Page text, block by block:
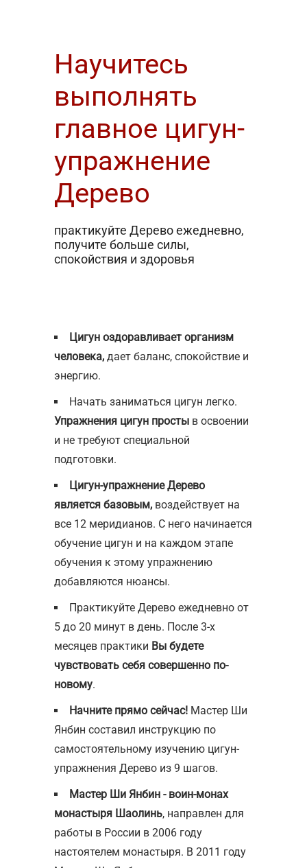
Научитесь
выполнять
главное цигун-
упражнение
Дерево
практикуйте Дерево ежедневно,
получите больше силы,
спокойствия и здоровья
Цигун оздоравливает организм
человека, дает баланс, спокойствие и
энергию.
Начать заниматься цигун легко.
Упражнения цигун просты в освоении
и не требуют специальной
подготовки.
Цигун-упражнение Дерево
является базовым, воздействует на
все 12 меридианов. С него начинается
обучение цигун и на каждом этапе
обучения к этому упражнению
добавляются нюансы.
Практикуйте Дерево ежедневно от
5 до 20 минут в день. После 3-х
месяцев практики Вы будете
чувствовать себя совершенно по-
новому.
Начните прямо сейчас! Мастер Ши
Янбин составил инструкцию по
самостоятельному изучению цигун-
упражнения Дерево из 9 шагов.
Мастер Ши Янбин - воин-монах
монастыря Шаолинь, направлен для
работы в России в 2006 году
настоятелем монастыря. В 2011 году